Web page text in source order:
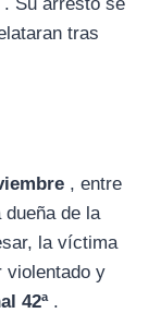
tras
, entre
de la
la víctima
violentado y
42ª.